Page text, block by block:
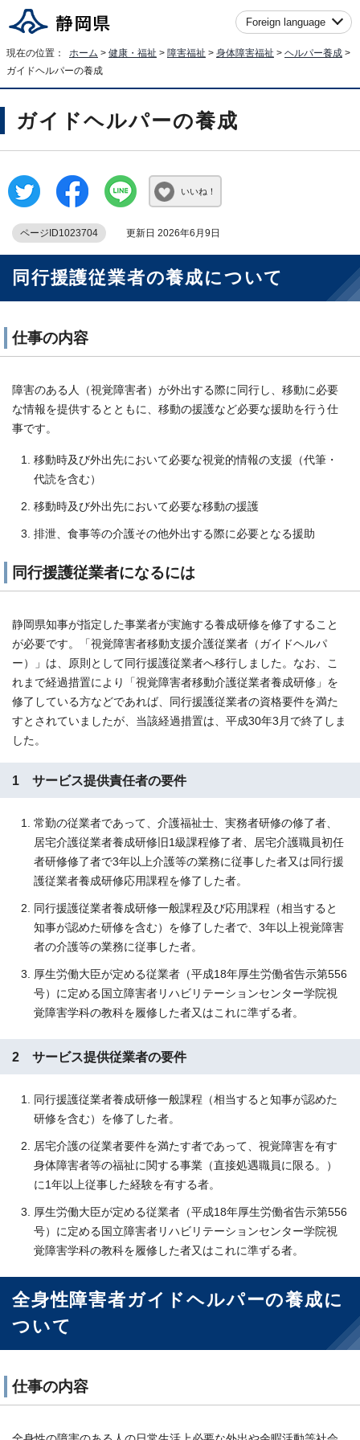
Foreign language
現在の位置： ホーム > 健康・福祉 > 障害福祉 > 身体障害福祉 > ヘルパー養成 >
ガイドヘルパーの養成
ガイドヘルパーの養成
いいね！
ページID1023704 更新日 2026年6月9日
同行援護従業者の養成について
仕事の内容
障害のある人（視覚障害者）が外出する際に同行し、移動に必要
な情報を提供するとともに、移動の援護など必要な援助を行う仕
事です。
移動時及び外出先において必要な視覚的情報の支援（代筆・
代読を含む）
移動時及び外出先において必要な移動の援護
排泄、食事等の介護その他外出する際に必要となる援助
同行援護従業者になるには
静岡県知事が指定した事業者が実施する養成研修を修了すること
が必要です。「視覚障害者移動支援介護従業者（ガイドヘルパ
ー）」は、原則として同行援護従業者へ移行しました。なお、こ
れまで経過措置により「視覚障害者移動介護従業者養成研修」を
修了している方などであれば、同行援護従業者の資格要件を満た
すとされていましたが、当該経過措置は、平成30年3月で終了しま
した。
1 サービス提供責任者の要件
常勤の従業者であって、介護福祉士、実務者研修の修了者、
居宅介護従業者養成研修旧1級課程修了者、居宅介護職員初任
者研修修了者で3年以上介護等の業務に従事した者又は同行援
護従業者養成研修応用課程を修了した者。
同行援護従業者養成研修一般課程及び応用課程（相当すると
知事が認めた研修を含む）を修了した者で、3年以上視覚障害
者の介護等の業務に従事した者。
厚生労働大臣が定める従業者（平成18年厚生労働省告示第556
号）に定める国立障害者リハビリテーションセンター学院視
覚障害学科の教科を履修した者又はこれに準ずる者。
2 サービス提供従業者の要件
同行援護従業者養成研修一般課程（相当すると知事が認めた
研修を含む）を修了した者。
居宅介護の従業者要件を満たす者であって、視覚障害を有す
身体障害者等の福祉に関する事業（直接処遇職員に限る。）
に1年以上従事した経験を有する者。
厚生労働大臣が定める従業者（平成18年厚生労働省告示第556
号）に定める国立障害者リハビリテーションセンター学院視
覚障害学科の教科を履修した者又はこれに準ずる者。
全身性障害者ガイドヘルパーの養成に
ついて
仕事の内容